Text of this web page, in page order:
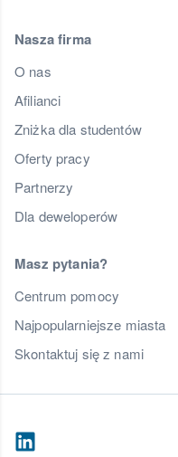
Nasza firma
O nas
Afilianci
Zniżka dla studentów
Oferty pracy
Partnerzy
Dla deweloperów
Masz pytania?
Centrum pomocy
Najpopularniejsze miasta
Skontaktuj się z nami